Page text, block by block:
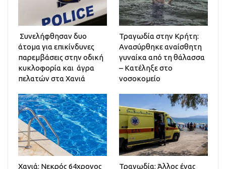
Συνελήφθησαν δυο
άτομα για επικίνδυνες
παρεμβάσεις στην οδική
κυκλοφορία και άγρα
πελατών στα Χανιά
Τραγωδία στην Κρήτη:
Ανασύρθηκε αναίσθητη
γυναίκα από τη θάλασσα
– Κατέληξε στο
νοσοκομείο
Χανιά: Νεκρός 64χρονος
Τραγωδία: Άλλος ένας